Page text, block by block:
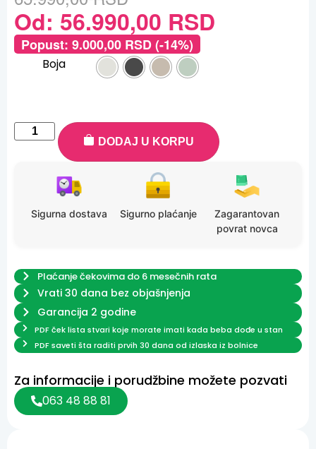
Od: 56.990,00 RSD
Popust: 9.000,00 RSD(-14%)
Boja
DODAJ U KORPU
Sigurna dostava Sigurno plaćanje
Zagarantovan
povrat novca
Plaćanje čekovima do 6 mesečnih rata
Vrati 30 dana bez objašnjenja
Garancija 2 godine
PDF ček lista stvari koje morate imati kada beba dođe u stan
PDF saveti šta raditi prvih 30 dana od izlaska iz bolnice
Za informacije i porudžbine možete pozvati
063 48 88 81